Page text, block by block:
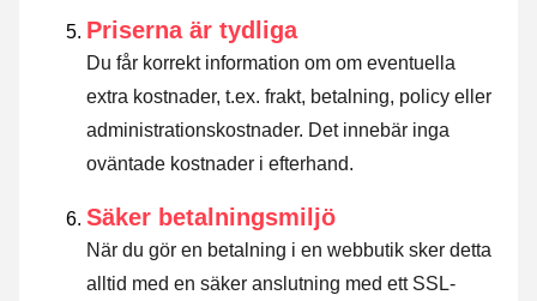
Priserna är tydliga
Du får korrekt information om om eventuella
extra kostnader, t.ex. frakt, betalning, policy eller
administrationskostnader. Det innebär inga
oväntade kostnader i efterhand.
Säker betalningsmiljö
När du gör en betalning i en webbutik sker detta
alltid med en säker anslutning med ett SSL-